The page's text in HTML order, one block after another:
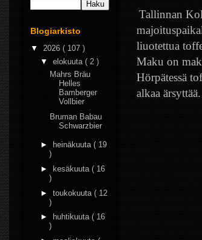
Tallinnan
liuotettua
Maku on
Hörpätessä
alkaa
Blogiarkisto
▼ 2026 ( 107 )
▼ elokuuta ( 2 )
Mahrs Bräu
Helles
Bamberger
Vollbier
Bruman Babau
Schwarzbier
► heinäkuuta ( 19
)
►
kesäkuuta ( 16
)
► toukokuuta ( 12
)
►
huhtikuuta ( 16
)